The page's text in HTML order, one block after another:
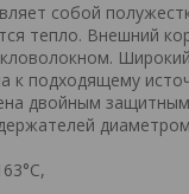
собой
тепло. Внешний
подходящему
двойным